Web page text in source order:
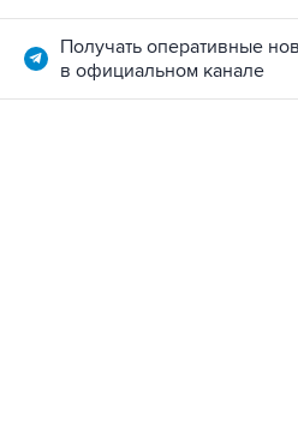
Получать оперативные
в официальном канале